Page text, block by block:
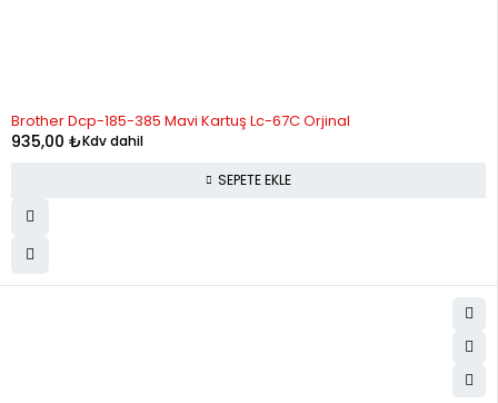
Brother Dcp-185-385 Mavi Kartuş Lc-67C Orjinal
935,00 ₺Kdv dahil
SEPETE EKLE